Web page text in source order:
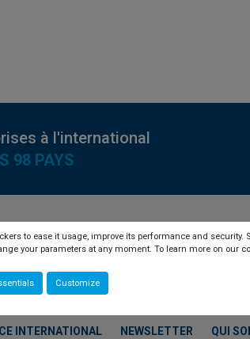
to ease it usage, improve its performance and
your parameters at any moment. To learn more on our
Customize
à l'international
98 PAYS
INTERNATIONAL NEWSLETTER QUI